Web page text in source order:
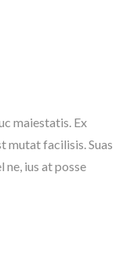
maiestatis. Ex
mutat facilisis. Suas
ne, ius at posse